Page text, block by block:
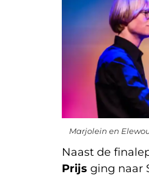
Marjolein en
Naast de
Prijs ging naar